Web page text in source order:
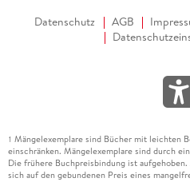
Datenschutz AGB
1 Mängelexemplare sind Bücher mit leichten
einschränken. Mängelexemplare sind durch
Die frühere Buchpreisbindung ist
sich auf den gebundenen Preis eines